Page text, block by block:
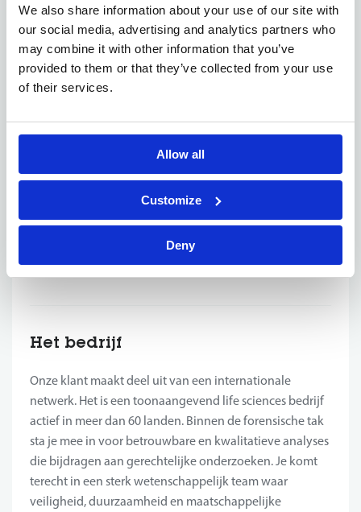
We also share information about your use of our site with
our social media, advertising and analytics partners who
may combine it with other information that you’ve
provided to them or that they’ve collected from your use
of their services.
Allow all
Customize
Deny
Beschikt over eenmasterdiplomain
(farmaceutische) wetenschappen of een
gelijkaardig diploma.
Heeftminstens 3 jaar ervaring in forensische
toxicologie.
bent bereid om de vereiste opleiding te volgen.
Bezit kennis van het Belgische rechtssysteem en
Heeft een sterk verantwoordelijkheidsgevoel en
werkt nauwkeurig.
Communiceert vlot, zowel mondeling als schriftelijk,
in hetNederlandsenFrans.
Het bedrijf
Onze klant maakt deel uit van een internationale
netwerk. Het is een toonaangevend life sciences bedrijf
actief in meer dan 60 landen. Binnen de forensische tak
sta je mee in voor betrouwbare en kwalitatieve analyses
die bijdragen aan gerechtelijke onderzoeken. Je komt
terecht in een sterk wetenschappelijk team waar
veiligheid, duurzaamheid en maatschappelijke